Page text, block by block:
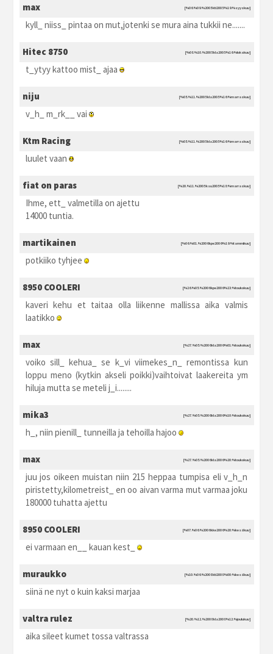
max [%06.%09.%2005 kti2005 %19:%syyskuu]
kyll_ niiss_ pintaa on mut,jotenki se mura aina tukkii ne.......
Hitec 8750 [%08.%10.%2005 kla2005 %16:%lokakuu]
t_ytyy kattoo mist_ ajaa
niju [%05.%11.%2005 kla2005 %16:%marraskuu]
v_h_ m_rk__ vai
Ktm Racing [%05.%11.%2005 kla2005 %16:%marraskuu]
luulet vaan
fiat on paras [%20.%11.%2005 ksu2005 %18:%marraskuu]
Ihme, ett_ valmetilla on ajettu
14000 tuntia.
martikainen [%06.%01.%2006 kpe2006 %19:%tammikuu]
potkiiko tyhjee
8950 COOLERI [%26.%05.%2006 kpe2006 %23:%toukokuu]
kaveri kehu et taitaa olla liikenne mallissa aika valmis
laatikko
max [%27.%05.%2006 kla2006 %01:%toukokuu]
voiko sill_ kehua_ se k_vi viimekes_n_ remontissa kun
loppu meno (kytkin akseli poikki)vaihtoivat laakereita ym
hiluja mutta se meteli j_i........
mika3 [%27.%05.%2006 kla2006 %10:%toukokuu]
h_, niin pienill_ tunneilla ja tehoilla hajoo
max [%27.%05.%2006 kla2006 %20:%toukokuu]
juu jos oikeen muistan niin 215 heppaa tumpisa eli v_h_n
piristetty,kilometreist_ en oo aivan varma mut varmaa joku
180000 tuhatta ajettu
8950 COOLERI [%07.%06.%2006 kke2006 %20:%kesäkuu]
ei varmaan en__ kauan kest_
muraukko [%10.%06.%2008 kti2008 %00:%kesäkuu]
siinä ne nyt o kuin kaksi marjaa
valtra rulez [%20.%12.%2008 kla2008 %12:%joulukuu]
aika sileet kumet tossa valtrassa